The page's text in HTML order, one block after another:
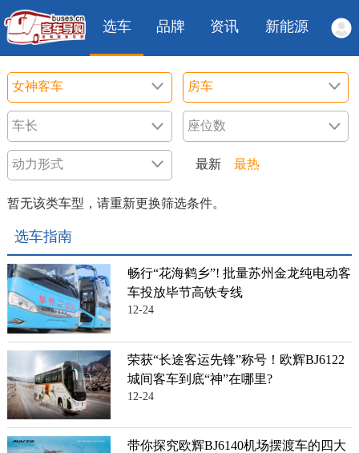
选车 品牌 资讯 新能源
最新 最热
暂无该类车型，请重新更换筛选条件。
选车指南
畅行“花海鹤乡”! 批量苏州金龙纯电动客
车投放毕节高铁专线
12-24
荣获“长途客运先锋”称号！欧辉BJ6122
城间客车到底“神”在哪里?
12-24
带你探究欧辉BJ6140机场摆渡车的四大